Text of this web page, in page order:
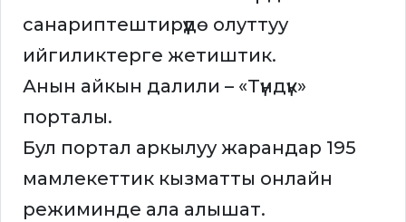
санариптештирүүдө олуттуу
ийгиликтерге жетиштик.
Анын айкын далили – «Түндүк»
порталы.
Бул портал аркылуу жарандар 195
мамлекеттик кызматты онлайн
режиминде ала алышат.